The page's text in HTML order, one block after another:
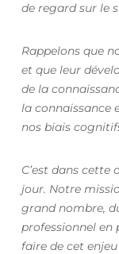
de regard sur le
Rappelons que
et que leur
de la
la connaissance
nos biais
C’est dans cette
jour. Notre
grand nombre,
professionnel en
faire de cet